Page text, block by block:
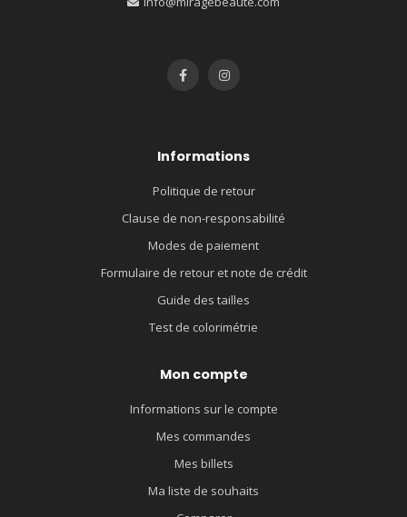
Informations
Politique de retour
Clause de non-responsabilité
Modes de paiement
Formulaire de retour et note de crédit
Guide des tailles
Test de colorimétrie
Mon compte
Informations sur le compte
Mes commandes
Mes billets
Ma liste de souhaits